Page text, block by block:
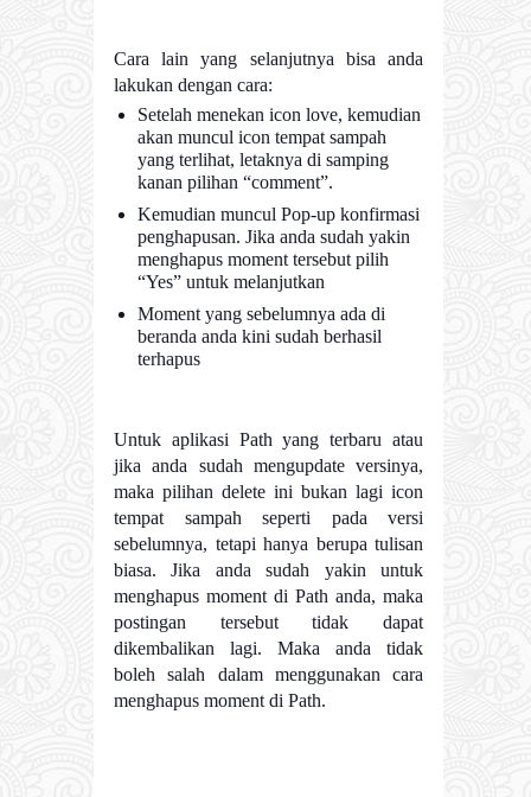
Cara lain yang selanjutnya bisa anda
lakukan dengan cara:
Setelah menekan icon love, kemudian
akan muncul icon tempat sampah
yang terlihat, letaknya di samping
kanan pilihan “comment”.
Kemudian muncul Pop-up konfirmasi
penghapusan. Jika anda sudah yakin
menghapus moment tersebut pilih
“Yes” untuk melanjutkan
Moment yang sebelumnya ada di
beranda anda kini sudah berhasil
terhapus
Untuk aplikasi Path yang terbaru atau
jika anda sudah mengupdate versinya,
maka pilihan delete ini bukan lagi icon
tempat sampah seperti pada versi
sebelumnya, tetapi hanya berupa tulisan
biasa. Jika anda sudah yakin untuk
menghapus moment di Path anda, maka
postingan tersebut tidak dapat
dikembalikan lagi. Maka anda tidak
boleh salah dalam menggunakan cara
menghapus moment di Path.